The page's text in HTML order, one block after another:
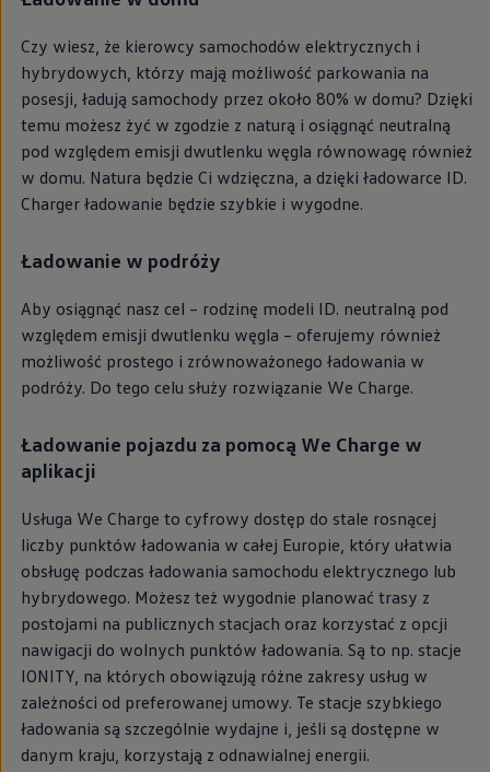
Modele sportowe
Leasing
Najem
Finansowanie aut używanych
Finansowanie dla firm
Kalkulator finansowy
Kredyt i najem
Kredyt
Najem
Finansowanie aut używanych
Ubezpieczenia i gwarancje
Ubezpieczenia komunikacyjne
Gwarancje
Zakup i finansowanie dla biznesu
Leasing dla biznesu
Mała flota
Duża flota
Poradnik kupującego
Volkswagen dla biznesu
Serwis, akcesoria i aktualizacje
Serwis i części
Przegląd okresowy
Naprawy i przeglądy
Olej silnikowy i płyny eksploatacyjne
Koła i opony
Pomoc w razie wypadku i awarii
Serwis i części na raty
Pakiet przeglądów dla Twojego Volkswagena
Badanie satysfakcji klienta – oceń nasz serwis
Ubezpieczenie opon
Akcesoria
Sklep online akcesoriów
Koła zimowe
Czy wiesz, że kierowcy samochodów elektrycznych i
hybrydowych, którzy mają możliwość parkowania na
posesji, ładują samochody przez około 80% w domu? Dzięki
temu możesz żyć w zgodzie z naturą i osiągnąć neutralną
pod względem emisji dwutlenku węgla równowagę również
w domu. Natura będzie Ci wdzięczna, a dzięki ładowarce ID.
Chargerładowanie będzie szybkie i wygodne.
Ładowanie w podróży
Aby osiągnąć nasz cel – rodzinę modeli ID. neutralną pod
względem emisji dwutlenku węgla – oferujemy również
możliwość prostego i zrównoważonego ładowania w
podróży. Do tego celu służy rozwiązanie We Charge.
Ładowanie pojazdu za pomocą We Charge w
aplikacji
Usługa We Charge to cyfrowy dostęp do stale rosnącej
liczby punktów ładowania w całej Europie, który ułatwia
obsługę podczas ładowania samochodu elektrycznego lub
hybrydowego. Możesz też wygodnie planować trasy z
postojami na publicznych stacjach oraz korzystać z opcji
nawigacji do wolnych punktów ładowania. Są to np. stacje
IONITY, na których obowiązują różne zakresy usług w
zależności od preferowanej umowy. Te stacje szybkiego
ładowania są szczególnie wydajne i, jeśli są dostępne w
danym kraju, korzystają z odnawialnej energii.